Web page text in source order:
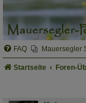
FAQ Mauersegler
Startseite Foren-